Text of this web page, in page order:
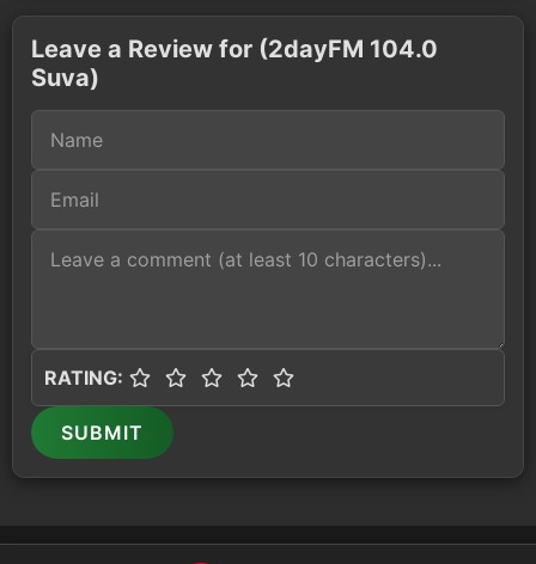
Leave a Review for (2dayFM 104.0
Suva)
RATING:
SUBMIT